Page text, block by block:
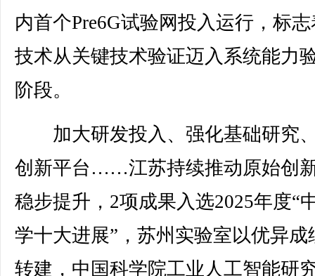
内首个Pre6G试验网投入运行，标
技术从关键技术验证迈入系统能力
阶段。
加大研发投入、强化基础研究
创新平台……江苏持续推动原始创
稳步提升，2项成果入选2025年度“
学十大进展”，苏州实验室以优异成
转建，中国科学院工业人工智能研